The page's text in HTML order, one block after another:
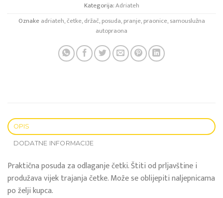
Kategorija:Adriateh
Oznakeadriateh,četke,držač,posuda,pranje,praonice,samouslužna
autopraona
OPIS
DODATNE INFORMACIJE
Praktična posuda za odlaganje četki. Štiti od prljavštine i
produžava vijek trajanja četke. Može se oblijepiti naljepnicama
po želji kupca.